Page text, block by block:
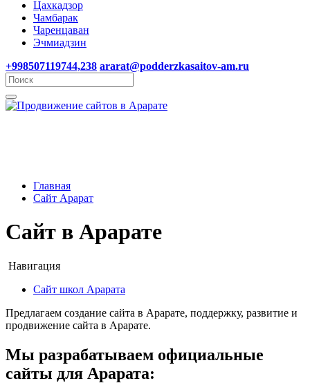
Цахкадзор
Чамбарак
Чаренцаван
Эчмиадзин
+998507119744,238 ararat@podderzkasaitov-am.ru
Главная
Сайт Арарат
Сайт в Арарате
Навигация
Сайт школ Арарата
Предлагаем создание сайта в Арарате, поддержку, развитие и
продвижение сайта в Арарате.
Мы разрабатываем официальные
сайты для Арарата: